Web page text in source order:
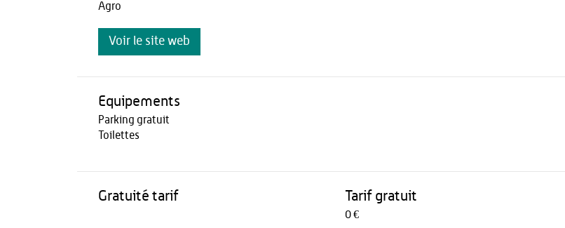
Agro
Voir le site web
Equipements
Parking gratuit
Toilettes
Gratuité tarif Tarif gratuit
0 €